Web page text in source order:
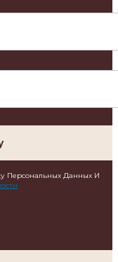
Персональных Данных И